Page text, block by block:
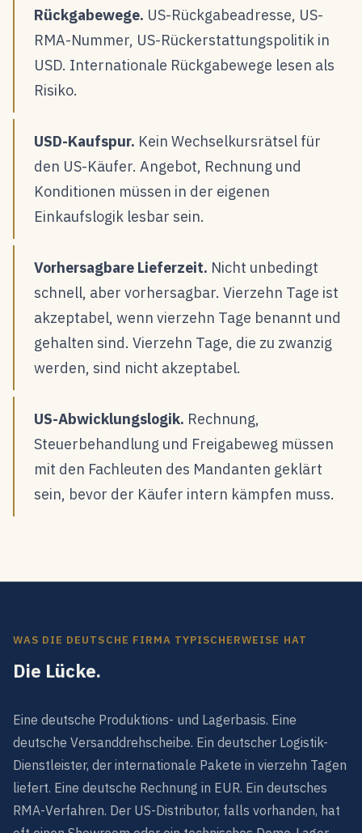
Rückgabewege. US-Rückgabeadresse, US-
RMA-Nummer, US-Rückerstattungspolitik in
USD. Internationale Rückgabewege lesen als
Risiko.
USD-Kaufspur. Kein Wechselkursrätsel für
den US-Käufer. Angebot, Rechnung und
Konditionen müssen in der eigenen
Einkaufslogik lesbar sein.
Vorhersagbare Lieferzeit. Nicht unbedingt
schnell, aber vorhersagbar. Vierzehn Tage ist
akzeptabel, wenn vierzehn Tage benannt und
gehalten sind. Vierzehn Tage, die zu zwanzig
werden, sind nicht akzeptabel.
US-Abwicklungslogik. Rechnung,
Steuerbehandlung und Freigabeweg müssen
mit den Fachleuten des Mandanten geklärt
sein, bevor der Käufer intern kämpfen muss.
WAS DIE DEUTSCHE FIRMA TYPISCHERWEISE HAT
Die Lücke.
Eine deutsche Produktions- und Lagerbasis. Eine
deutsche Versanddrehscheibe. Ein deutscher Logistik-
Dienstleister, der internationale Pakete in vierzehn Tagen
liefert. Eine deutsche Rechnung in EUR. Ein deutsches
RMA-Verfahren. Der US-Distributor, falls vorhanden, hat